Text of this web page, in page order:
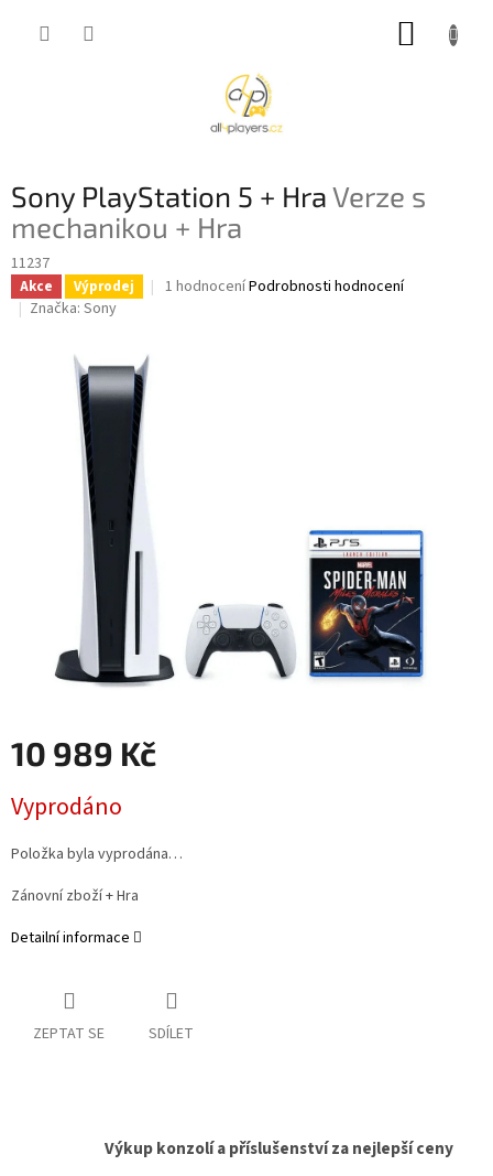
Sony PlayStation 5 + HraVerze s
mechanikou + Hra
11237
Akce Výprodej
Průměrné
1 hodnoceníPodrobnosti hodnocení
Značka: Sony
10 989 Kč
cena:
Vyprodáno
Položka byla vyprodána…
Zánovní zboží + Hra
Detailní informace
ZEPTAT SE SDÍLET
Výkup konzolí a příslušenství za nejlepší ceny